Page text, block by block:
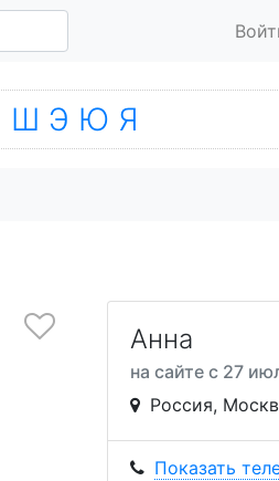
Анна
на сайте с 27
Россия,
Показать
Ш Э Ю Я